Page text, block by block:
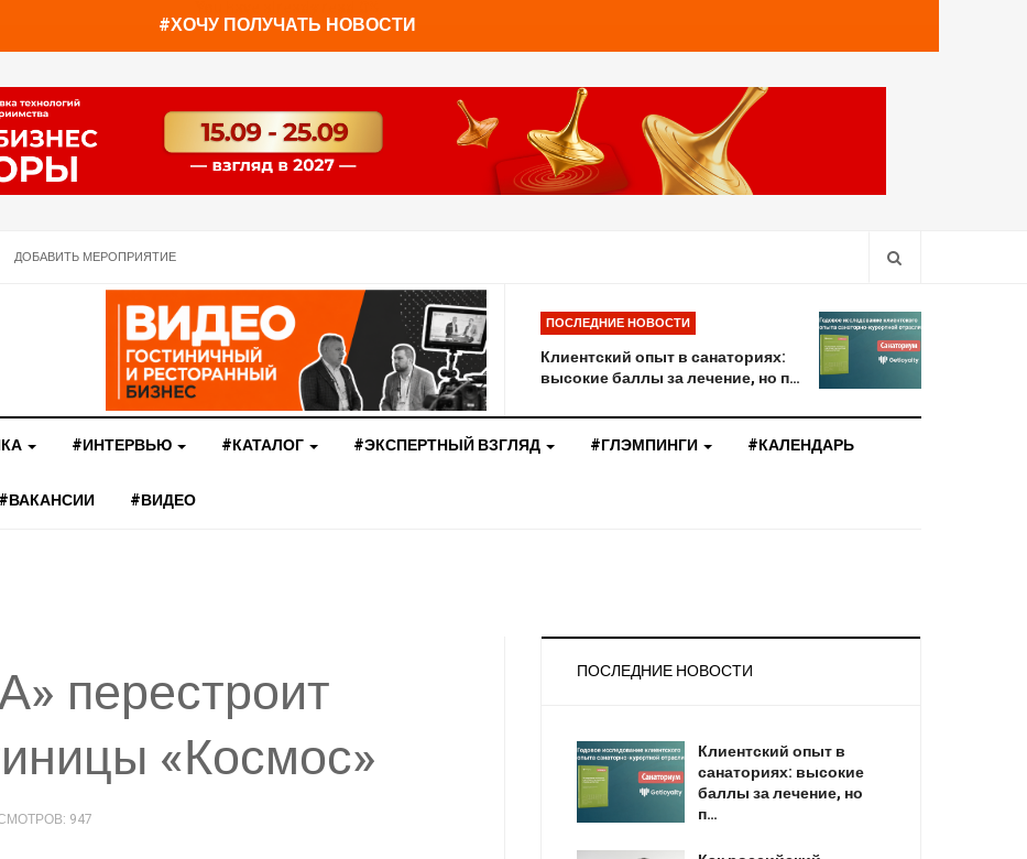
#ХОЧУ ПОЛУЧАТЬ НОВОСТИ
ДОБАВИТЬ МЕРОПРИЯТИЕ
ПОСЛЕДНИЕ НОВОСТИ
Клиентский опыт в санаториях:
высокие баллы за лечение, но п…
#ИНТЕРВЬЮ #КАТАЛОГ #ЭКСПЕРТНЫЙ ВЗГЛЯД #ГЛЭМПИНГИ #КАЛЕНДАРЬ
#ВАКАНСИИ #ВИДЕО
перестроит
«Космос»
947
ПОСЛЕДНИЕ НОВОСТИ
Клиентский опыт в
санаториях: высокие
баллы за лечение, но
п…